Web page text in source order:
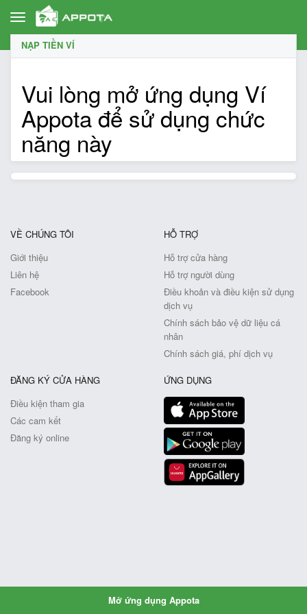
Toggle
navigation
NẠP TIỀN VÍ
Vui lòng mở ứng dụng Ví
Appota để sử dụng chức
năng này
Mở ứng dụng Appota
VỀ CHÚNG TÔI
Giới thiệu
Liên hệ
Facebook
HỖ TRỢ
Hỗ trợ cửa hàng
Hỗ trợ người dùng
Điều khoản và điều kiện sử dụng
dịch vụ
Chính sách bảo vệ dữ liệu cá
nhân
Chính sách giá, phí dịch vụ
ĐĂNG KÝ CỬA HÀNG
Điều kiện tham gia
Các cam kết
Đăng ký online
ỨNG DỤNG